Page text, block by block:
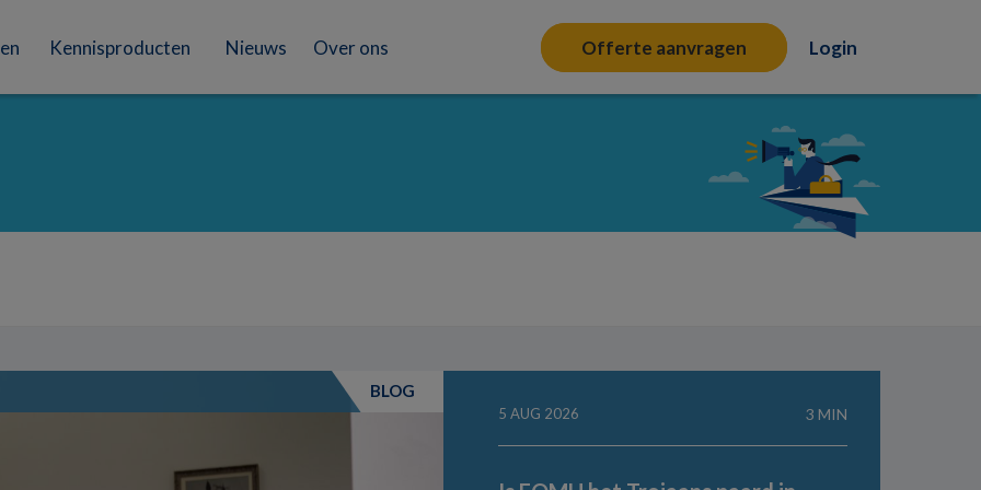
Kennisproducten Nieuws Over ons Offerte aanvragen Login
BLOG
5 AUG 2026 3 MIN